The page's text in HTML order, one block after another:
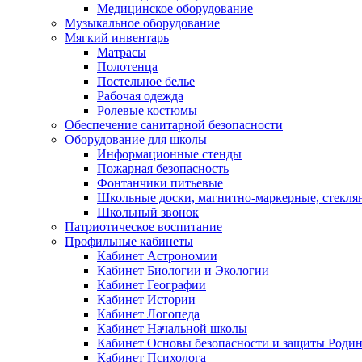
Медицинское оборудование
Музыкальное оборудование
Мягкий инвентарь
Матрасы
Полотенца
Постельное белье
Рабочая одежда
Ролевые костюмы
Обеспечение санитарной безопасности
Оборудование для школы
Информационные стенды
Пожарная безопасность
Фонтанчики питьевые
Школьные доски, магнитно-маркерные,
Школьный звонок
Патриотическое воспитание
Профильные кабинеты
Кабинет Астрономии
Кабинет Биологии и Экологии
Кабинет Географии
Кабинет Истории
Кабинет Логопеда
Кабинет Начальной школы
Кабинет Основы безопасности и защиты
Кабинет Психолога